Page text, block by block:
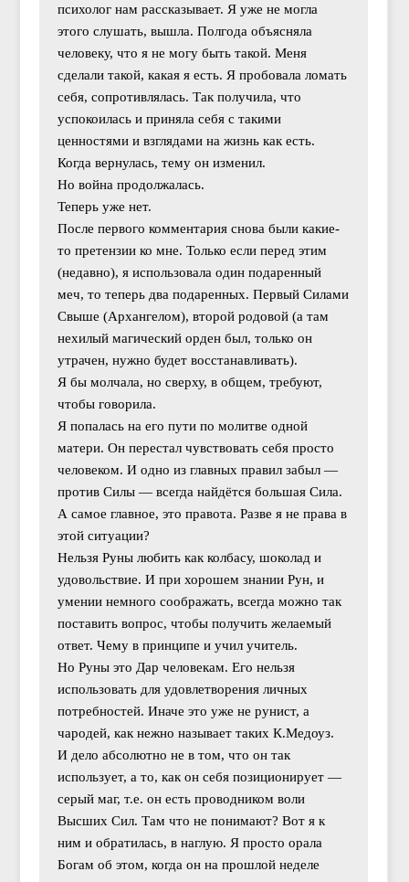
психолог нам рассказывает. Я уже не могла
этого слушать, вышла. Полгода объясняла
человеку, что я не могу быть такой. Меня
сделали такой, какая я есть. Я пробовала ломать
себя, сопротивлялась. Так получила, что
успокоилась и приняла себя с такими
ценностями и взглядами на жизнь как есть.
Когда вернулась, тему он изменил.
Но война продолжалась.
Теперь уже нет.
После первого комментария снова были какие-
то претензии ко мне. Только если перед этим
(недавно), я использовала один подаренный
меч, то теперь два подаренных. Первый Силами
Свыше (Архангелом), второй родовой (а там
нехилый магический орден был, только он
утрачен, нужно будет восстанавливать).
Я бы молчала, но сверху, в общем, требуют,
чтобы говорила.
Я попалась на его пути по молитве одной
матери. Он перестал чувствовать себя просто
человеком. И одно из главных правил забыл —
против Силы — всегда найдётся большая Сила.
А самое главное, это правота. Разве я не права в
этой ситуации?
Нельзя Руны любить как колбасу, шоколад и
удовольствие. И при хорошем знании Рун, и
умении немного соображать, всегда можно так
поставить вопрос, чтобы получить желаемый
ответ. Чему в принципе и учил учитель.
Но Руны это Дар человекам. Его нельзя
использовать для удовлетворения личных
потребностей. Иначе это уже не рунист, а
чародей, как нежно называет таких К.Медоуз.
И дело абсолютно не в том, что он так
использует, а то, как он себя позиционирует —
серый маг, т.е. он есть проводником воли
Высших Сил. Там что не понимают? Вот я к
ним и обратилась, в наглую. Я просто орала
Богам об этом, когда он на прошлой неделе